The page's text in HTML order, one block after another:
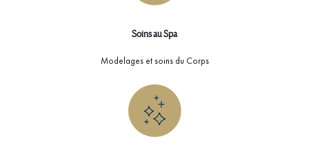
Soins au Spa
Modelages et soins du Corps